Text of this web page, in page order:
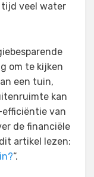
tijd veel water
om te kijken
een tuin,
kan
van
de financiële
artikel lezen:
“.